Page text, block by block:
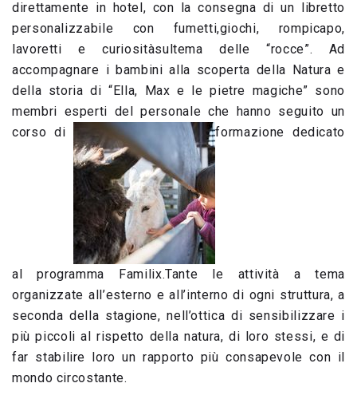
direttamente in hotel, con la consegna di un libretto
personalizzabile con fumetti,giochi, rompicapo,
lavoretti e curiositàsultema delle “rocce”. Ad
accompagnare i bambini alla scoperta della Natura e
della storia di “Ella, Max e le pietre magiche” sono
membri esperti del personale che hanno seguito un
corso di
formazione dedicato
al programma Familix.Tante le attività a tema
organizzate all’esterno e all’interno di ogni struttura, a
seconda della stagione, nell’ottica di sensibilizzare i
più piccoli al rispetto della natura, di loro stessi, e di
far stabilire loro un rapporto più consapevole con il
mondo circostante.